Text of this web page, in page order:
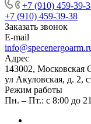
+7 (910) 459-39-
+7 (910) 459-39-38
Заказать звонок
E-mail
Адрес
143002, Московская
ул Акуловская, д. 2,
Режим работы
Пн. – Пт.: с 8:00 до